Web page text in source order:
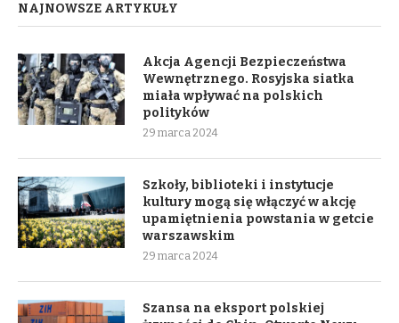
NAJNOWSZE ARTYKUŁY
Akcja Agencji Bezpieczeństwa
Wewnętrznego. Rosyjska siatka
miała wpływać na polskich
polityków
29 marca 2024
Szkoły, biblioteki i instytucje
kultury mogą się włączyć w akcję
upamiętnienia powstania w getcie
warszawskim
29 marca 2024
Szansa na eksport polskiej